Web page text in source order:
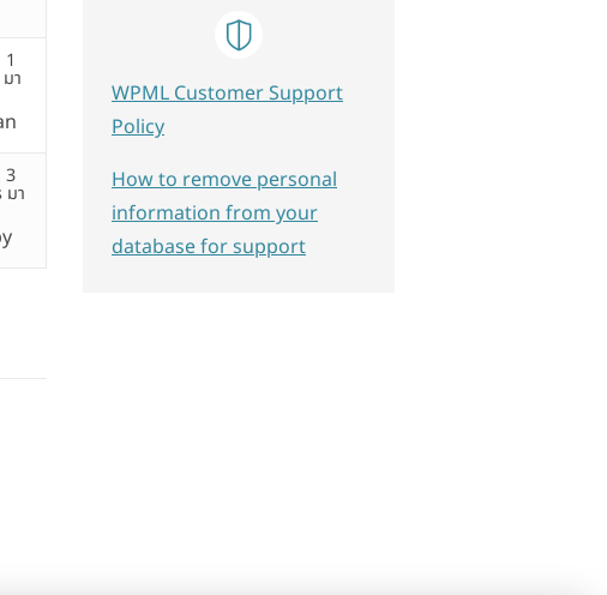
า
3
า
WPML Customer Support
Policy
How to remove personal
information from your
database for support